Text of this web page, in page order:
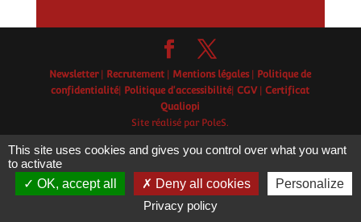
Newsletter| Recrutement Mentions légales|
Politique de
confidentialité| Politique d'accessibilité|CGV|Certificat
Qualiopi
Site réalisé par PoleS.
This site uses cookies and gives you control over what you want
to activate
OK, accept all
Deny all cookies
Personalize
Privacy policy